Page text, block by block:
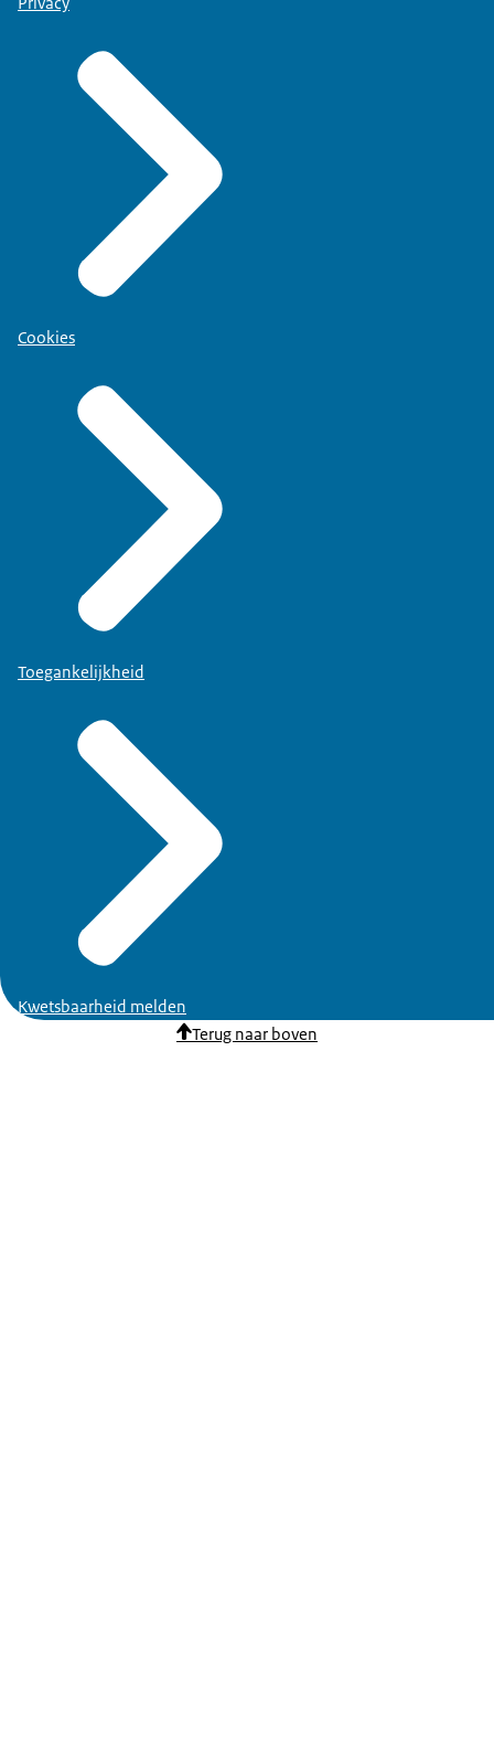
Cookies
Toegankelijkheid
Kwetsbaarheid melden
Terug naar boven